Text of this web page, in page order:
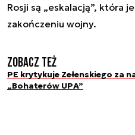
Rosji są „eskalacją”, która
zakończeniu wojny.
Zobacz też
PE krytykuje Zełenskiego za
„Bohaterów UPA”